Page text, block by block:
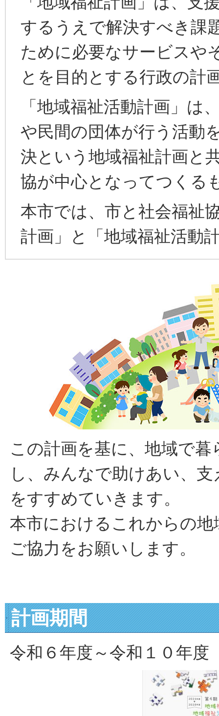
するうえで解決すべき課
ために必要なサービスや
とを目的とする行政の計
「地域福祉活動計画」は
や民間の団体が行う活動
決という地域福祉計画と
協が中心となってつくる
本市では、市と社会福祉
計画」と「地域福祉活動
この計画を基に、地域で
し、みんなで助けあい、
をすすめていきます。
本市におけるこれからの
ご協力をお願いします。
計画期間
令和６年度～令和１０年度